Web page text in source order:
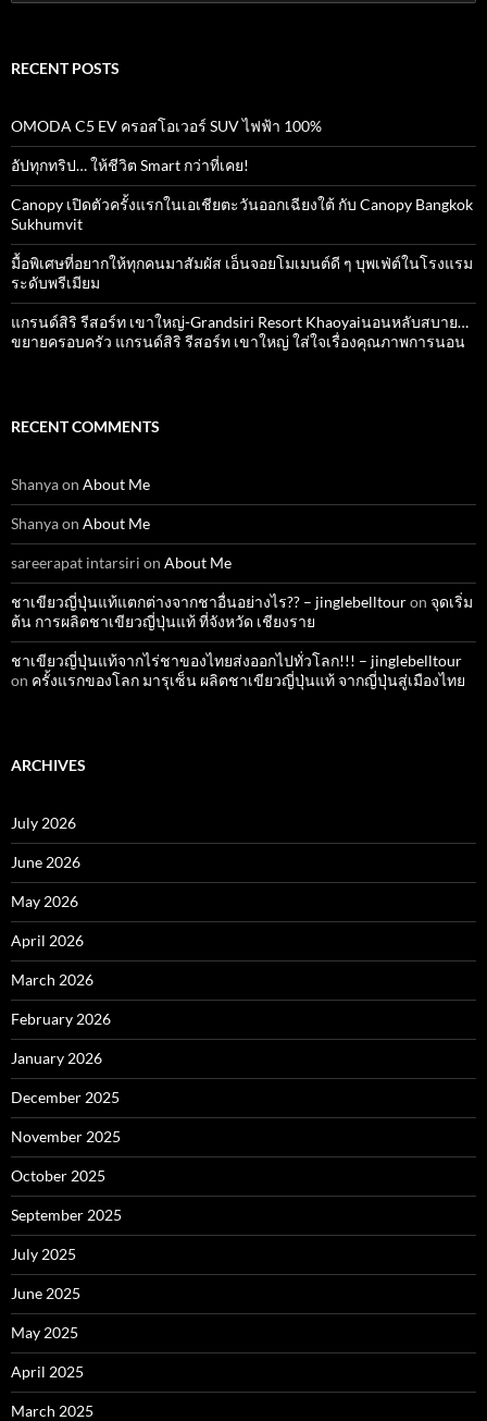
for:
RECENT POSTS
OMODA C5 EV ครอสโอเวอร์ SUV ไฟฟ้า 100%
อัปทุกทริป… ให้ชีวิต Smart กว่าที่เคย!
Canopy เปิดตัวครั้งแรกในเอเชียตะวันออกเฉียงใต้ กับ Canopy Bangkok
Sukhumvit
มื้อพิเศษที่อยากให้ทุกคนมาสัมผัส เอ็นจอยโมเมนต์ดี ๆ บุพเฟ่ต์ในโรงแรม
ระดับพรีเมียม
แกรนด์สิริ​ รีสอร์ท​ เขาใหญ่​-Grandsiri​ Resort​ Khaoyaiนอนหลับสบาย…
ขยายครอบครัว แกรนด์สิริ รีสอร์ท เขาใหญ่ ใส่ใจเรื่องคุณภาพการนอน
RECENT COMMENTS
Shanyaon About Me
Shanyaon About Me
sareerapat intarsiri on About Me
ชาเขียวญี่ปุ่นแท้แตกต่างจากชาอื่นอย่างไร?? – jinglebelltouron จุดเริ่ม
ต้น การผลิตชาเขียวญี่ปุ่นแท้ ที่จังหวัด เชียงราย
ชาเขียวญี่ปุ่นแท้จากไร่ชาของไทยส่งออกไปทั่วโลก!!! – jinglebelltour
on ครั้งแรกของโลก มารุเซ็น ผลิตชาเขียวญี่ปุ่นแท้ จากญี่ปุ่นสู่เมืองไทย
ARCHIVES
July 2026
June 2026
May 2026
April 2026
March 2026
February 2026
January 2026
December 2025
November 2025
October 2025
September 2025
July 2025
June 2025
May 2025
April 2025
March 2025